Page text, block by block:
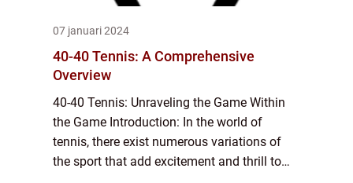
07 januari 2024
40-40 Tennis: A Comprehensive
Overview
40-40 Tennis: Unraveling the Game Within
the Game Introduction: In the world of
tennis, there exist numerous variations of
the sport that add excitement and thrill to